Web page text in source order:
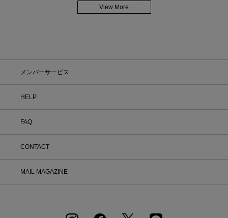
View More
メンバーサービス
HELP
FAQ
CONTACT
MAIL MAGAZINE